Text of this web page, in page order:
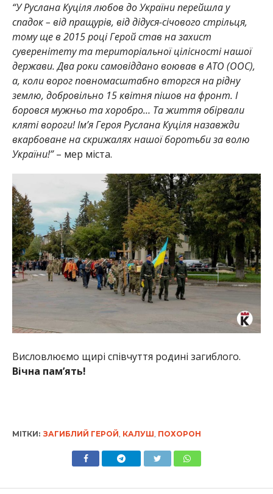
“У Руслана Куціля любов до України перейшла у
спадок – від пращурів, від дідуся-січового стрільця,
тому ще в 2015 році Герой став на захист
суверенітету та територіальної цілісності нашої
держави. Два роки самовіддано воював в АТО (ООС),
а, коли ворог повномасштабно вторгся на рідну
землю, добровільно 15 квітня пішов на фронт. І
боровся мужньо та хоробро… Та життя обірвали
кляті вороги! Ім’я Героя Руслана Куціля назавжди
вкарбоване на скрижалях нашої боротьби за волю
України!”– мер міста.
Висловлюємо щирі співчуття родині загиблого.
Вічна пам’ять!
МІТКИ: ЗАГИБЛИЙ ГЕРОЙ, КАЛУШ, ПОХОРОН